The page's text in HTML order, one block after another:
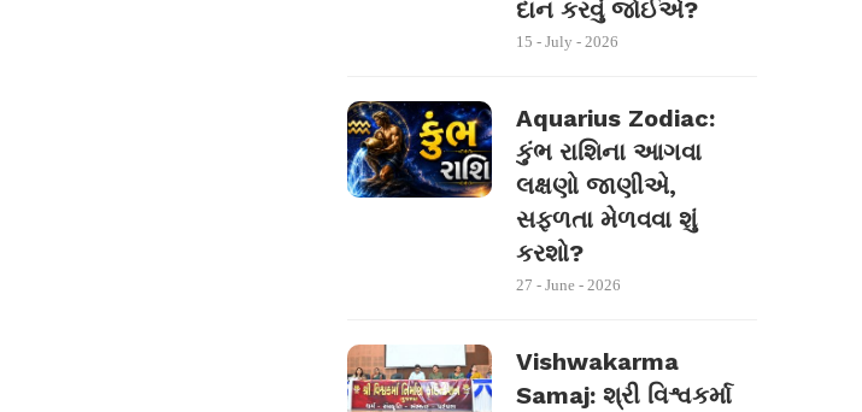
દાન કરવું જોઈએ?
15 - July - 2026
Aquarius Zodiac:
કુંભ રાશિના આગવા
લક્ષણો જાણીએ,
સફળતા મેળવવા શું
કરશો?
27 - June - 2026
Vishwakarma
Samaj: શ્રી વિશ્વકર્મા